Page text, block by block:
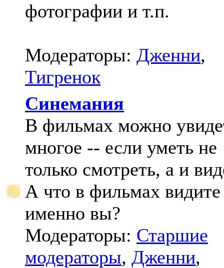
фотографии и т.п.
Модераторы: Дженни,
Тигренок
Синемания
В фильмах можно
многое -- если уметь не
только смотреть, а и
А что в фильмах видите
именно вы?
Модераторы: Старшие
модераторы, Дженни,